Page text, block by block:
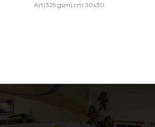
Art(325 gsm) cm 30x30